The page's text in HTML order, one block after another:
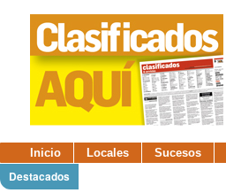
Inicio Locales Sucesos
Destacados